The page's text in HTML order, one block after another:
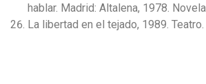
hablar. Madrid: Altalena, 1978. Novela.
La libertad en el tejado, 1989. Teatro.